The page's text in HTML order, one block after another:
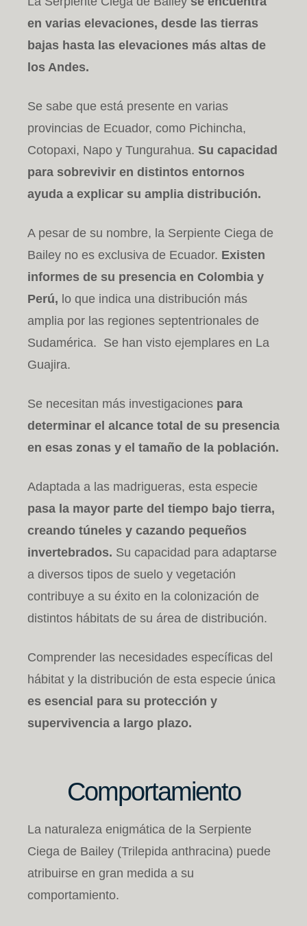
en varias elevaciones, desde las tierras
bajas hasta las elevaciones más altas de
los Andes.
Se sabe que está presente en varias
provincias de Ecuador, como Pichincha,
Cotopaxi, Napo y Tungurahua. Su capacidad
para sobrevivir en distintos entornos
ayuda a explicar su amplia distribución.
A pesar de su nombre, la Serpiente Ciega de
Bailey no es exclusiva de Ecuador. Existen
informes de su presencia en Colombia y
Perú, lo que indica una distribución más
amplia por las regiones septentrionales de
Sudamérica. Se han visto ejemplares en La
Guajira.
Se necesitan más investigaciones para
determinar el alcance total de su presencia
en esas zonas y el tamaño de la población.
Adaptada a las madrigueras, esta especie
pasa la mayor parte del tiempo bajo tierra,
creando túneles y cazando pequeños
invertebrados. Su capacidad para adaptarse
a diversos tipos de suelo y vegetación
contribuye a su éxito en la colonización de
distintos hábitats de su área de distribución.
Comprender las necesidades específicas del
hábitat y la distribución de esta especie única
es esencial para su protección y
supervivencia a largo plazo.
Comportamiento
La naturaleza enigmática de la Serpiente
Ciega de Bailey (Trilepida anthracina) puede
atribuirse en gran medida a su
comportamiento.